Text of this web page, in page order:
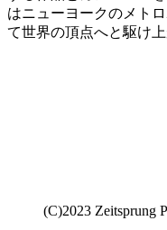
はニューヨークのメト
て世界の頂点へと駆け上
(C)2023 Zeitsprung